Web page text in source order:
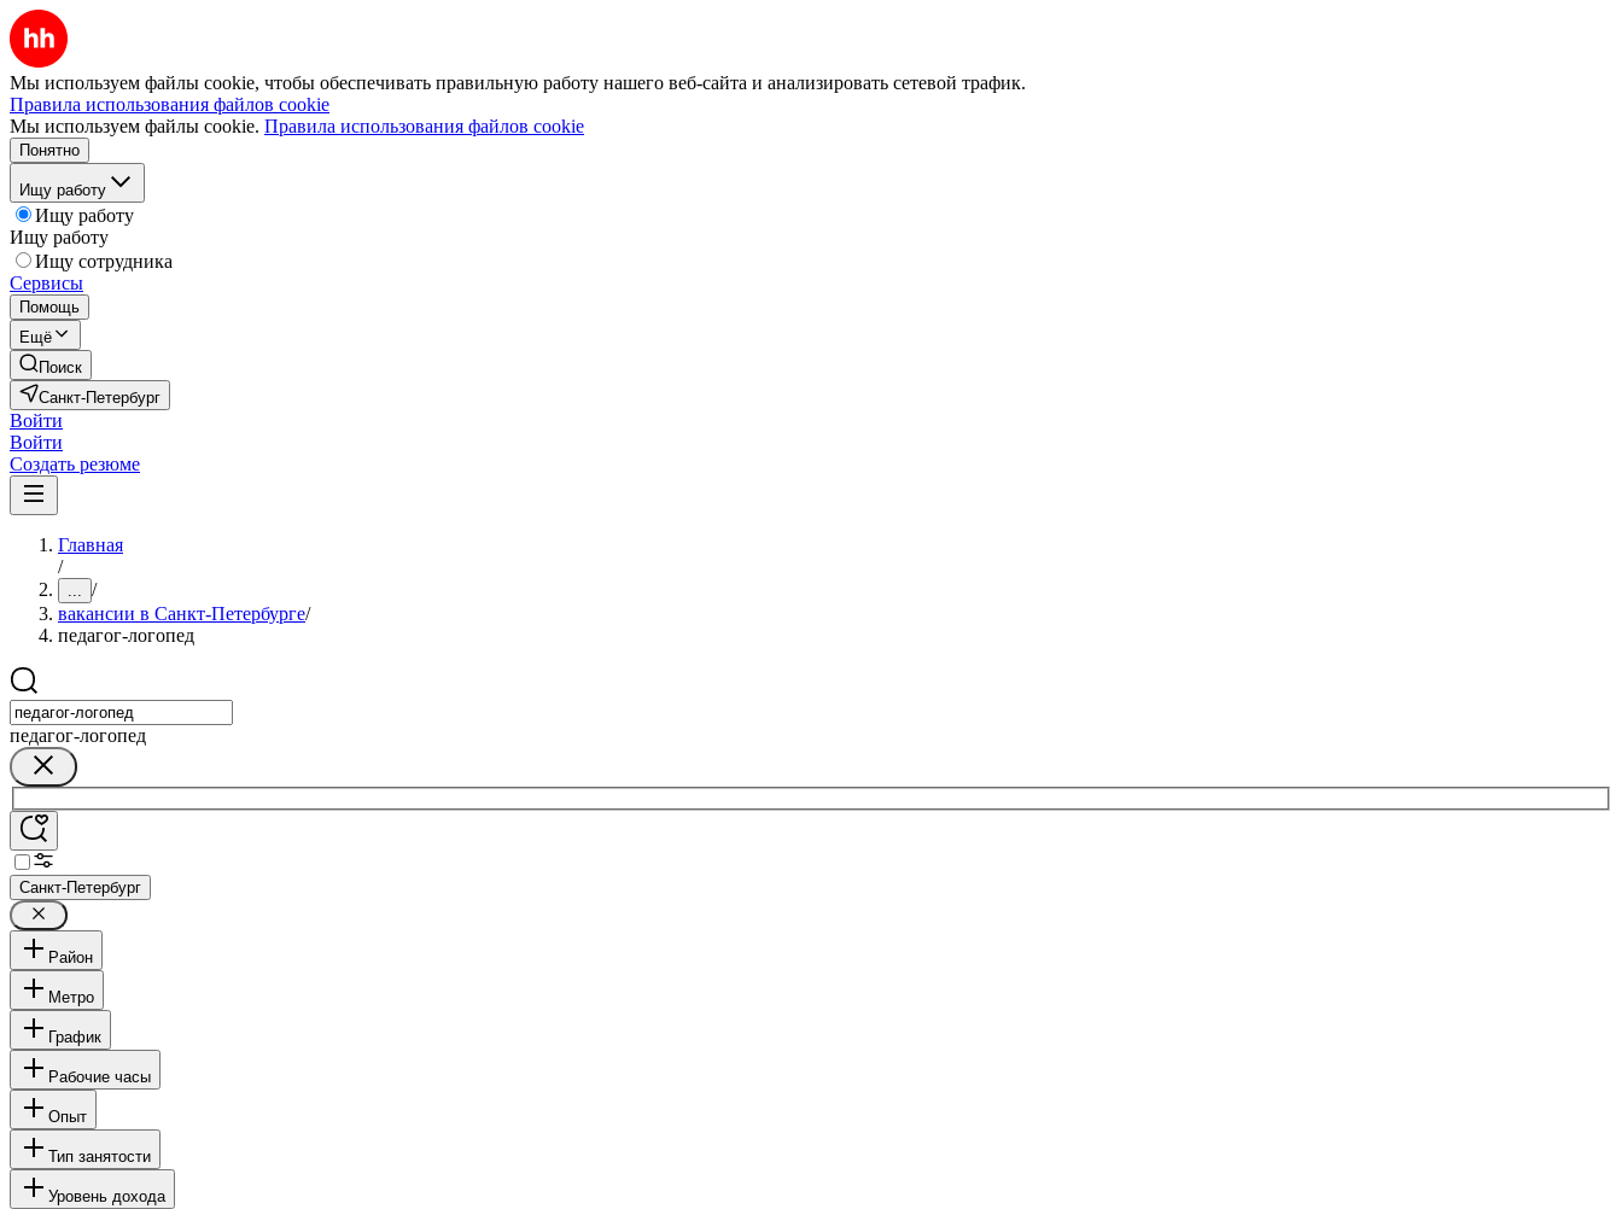
Мы используем файлы cookie, чтобы обеспечивать правильную работу нашего веб-сайта и анализировать сетевой трафик.
Правила использования файлов cookie
Мы используем файлы cookie. Правила использования файлов cookie
Понятно
Ищу работу
Ищу работу
Ищу работу
Ищу сотрудника
Сервисы
Помощь
Ещё
Поиск
Санкт-Петербург
Войти
Войти
Создать резюме
Главная
/
... /
вакансии в Санкт-Петербурге/
педагог-логопед
педагог-логопед
Санкт-Петербург
Район
Метро
График
Рабочие часы
Опыт
Тип занятости
Уровень дохода